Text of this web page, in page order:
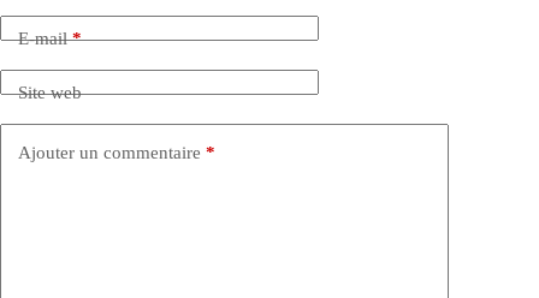
E-mail*
Site web
Ajouter un commentaire *